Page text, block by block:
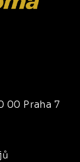
00 Praha 7